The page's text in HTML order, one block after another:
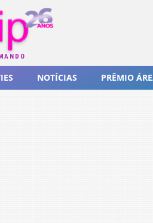
NOTÍCIAS PRÊMIO